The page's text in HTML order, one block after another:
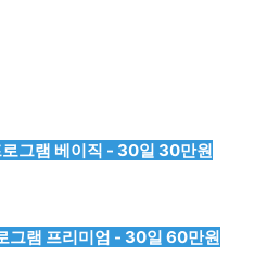
그램 베이직 - 30일 30만원
그램 프리미엄 - 30일 60만원